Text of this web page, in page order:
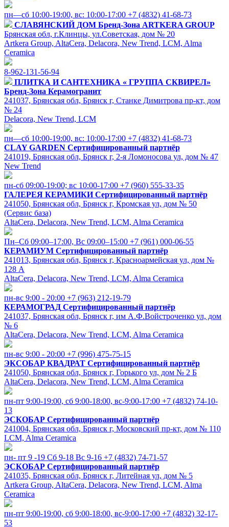
пн—сб 10:00-19:00, вс: 10:00-17:00 +7 (4832) 41-68-73
СЛАВЯНСКИЙ ДОМ Бренд-Зона ARTKERA GROUP
Брянская обл, г.Клинцы, ул.Советская, дом № 20
Artkera Group, AltaCera, Delacora, New Trend, LCM, Alma
Ceramica
8-962-131-56-94
ПЛИТКА И САНТЕХНИКА « ГРУППА СКВИРЕЛ»
Бренд-Зона Керамогранит
241037, Брянская обл, Брянск г, Станке Димитрова пр-кт, дом
№ 24
Delacora, New Trend, LCM
пн—сб 10:00-19:00, вс: 10:00-17:00 +7 (4832) 41-68-73
CLAY GARDEN Сертифицированный партнёр
241019, Брянская обл, Брянск г, 2-я Ломоносова ул, дом № 47
New Trend
пн-сб 09:00-19:00; вс 10:00-17:00 +7 (960) 555-33-35
ГАЛЕРЕЯ КЕРАМИКИ Сертифицированный партнёр
241050, Брянская обл, Брянск г, Кромская ул, дом № 50
(Сервис база)
AltaCera, Delacora, New Trend, LCM, Alma Ceramica
Пн–Сб 09:00–17:00, Вс 09:00–15:00 +7 (961) 000-06-55
КЕРАМИУМ Сертифицированный партнёр
241013, Брянская обл, Брянск г, Красноармейская ул, дом №
128 А
AltaCera, Delacora, New Trend, LCM, Alma Ceramica
пн-вс 9:00 - 20:00 +7 (963) 212-19-79
КЕРАМОГРАД Сертифицированный партнёр
241037, Брянская обл, Брянск г, им А.Ф.Войстроченко ул, дом
№ 6
AltaCera, Delacora, New Trend, LCM, Alma Ceramica
пн-вс 9:00 - 20:00 +7 (996) 475-75-15
ЭКСОБАР КВАДРАТ Сертифицированный партнёр
241050, Брянская обл, Брянск г, Горького ул, дом № 2 Б
AltaCera, Delacora, New Trend, LCM, Alma Ceramica
пн-пт 9:00-19:00, сб 9:00-18:00, вс-9:00-17:00 +7 (4832) 74-10-
13
ЭСКОБАР Сертифицированный партнёр
241004, Брянская обл, Брянск г, Московский пр-кт, дом № 110
LCM, Alma Ceramica
пн- пт 9 -19 Сб 9-18 Вс 9-16 +7 (4832) 74-71-57
ЭСКОБАР Сертифицированный партнёр
241035, Брянская обл, Брянск г, Литейная ул, дом № 5
Artkera Group, AltaCera, Delacora, New Trend, LCM, Alma
Ceramica
пн-пт 9:00-19:00, сб 9:00-18:00, вс-9:00-17:00 +7 (4832) 32-17-
53